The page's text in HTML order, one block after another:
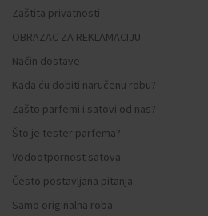
Zaštita privatnosti
OBRAZAC ZA REKLAMACIJU
Način dostave
Kada ću dobiti naručenu robu?
Zašto parfemi i satovi od nas?
Što je tester parfema?
Vodootpornost satova
Često postavljana pitanja
Samo originalna roba